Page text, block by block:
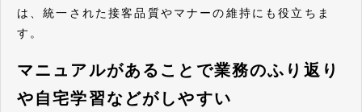
は、統一された接客品質やマナーの維持にも役立ちま
す。
マニュアルがあることで業務のふり返り
や自宅学習などがしやすい